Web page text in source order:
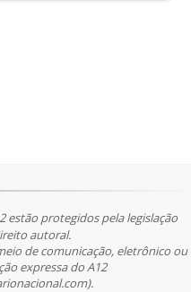
estão protegidos pela legislação
autoral.
de comunicação, eletrônico ou
expressa do A12